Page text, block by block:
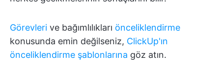
Görevleri ve bağımlılıkları önceliklendirme
konusunda emin değilseniz, ClickUp'ın
önceliklendirme şablonlarına göz atın.